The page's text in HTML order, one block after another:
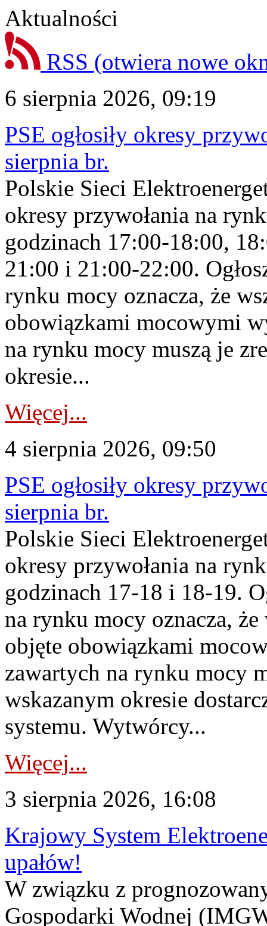
Aktualności
RSS (otwiera nowe
6 sierpnia 2026, 09:19
PSE ogłosiły okresy
sierpnia br.
Polskie Sieci
okresy przywołania na
godzinach 17:00-18:00,
21:00 i 21:00-22:00.
rynku mocy oznacza, że
obowiązkami mocowymi
na rynku mocy muszą je
okresie...
Więcej...
4 sierpnia 2026, 09:50
PSE ogłosiły okresy
sierpnia br.
Polskie Sieci
okresy przywołania na
godzinach 17-18 i 18-19.
na rynku mocy oznacza,
objęte obowiązkami
zawartych na rynku mocy
wskazanym okresie
systemu. Wytwórcy...
Więcej...
3 sierpnia 2026, 16:08
Krajowy System
upałów!
W związku z
Gospodarki Wodnej